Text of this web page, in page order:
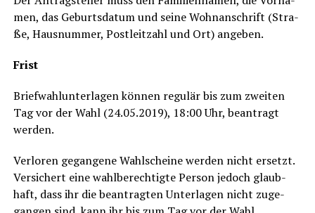
men, das Geburts­da­tum und sei­ne Wohn­an­schrift (Stra­
ße, Haus­num­mer, Post­leit­zahl und Ort) angeben.
Frist
Brief­wahl­un­ter­la­gen kön­nen regu­lär bis zum zwei­ten
Tag vor der Wahl (24.05.2019), 18:00 Uhr, bean­tragt
werden.
Ver­lo­ren gegan­ge­ne Wahl­schei­ne wer­den nicht ersetzt.
Ver­si­chert eine wahl­be­rech­tig­te Per­son jedoch glaub­
haft, dass ihr die bean­trag­ten Unter­la­gen nicht zuge­